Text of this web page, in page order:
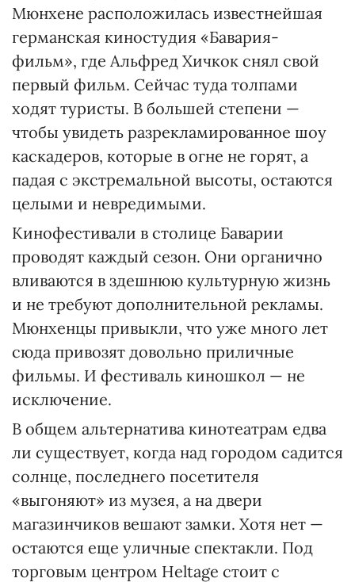
Мюнхене расположилась известнейшая
германская киностудия «Бавария-
фильм», где Альфред Хичкок снял свой
первый фильм. Сейчас туда толпами
ходят туристы. В большей степени —
чтобы увидеть разрекламированное шоу
каскадеров, которые в огне не горят, а
падая с экстремальной высоты, остаются
целыми и невредимыми.
Кинофестивали в столице Баварии
проводят каждый сезон. Они органично
вливаются в здешнюю культурную жизнь
и не требуют дополнительной рекламы.
Мюнхенцы привыкли, что уже много лет
сюда привозят довольно приличные
фильмы. И фестиваль киношкол — не
исключение.
В общем альтернатива кинотеатрам едва
ли существует, когда над городом садится
солнце, последнего посетителя
«выгоняют» из музея, а на двери
магазинчиков вешают замки. Хотя нет —
остаются еще уличные спектакли. Под
торговым центром Heltage стоит с